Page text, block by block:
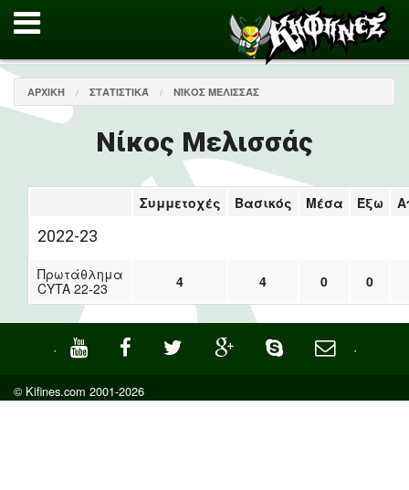
ΑΡΧΙΚΉ ΣΤΑΤΙΣΤΙΚΆ ΝΊΚΟΣ ΜΕΛΙΣΣΆΣ
Νίκος Μελισσάς
Συμμετοχές Βασικός Μέσα Έξω
2022-23
Πρωτάθλημα
CYTA 22-23
4 4 0 0
· ·
© Kifines.com 2001-2026